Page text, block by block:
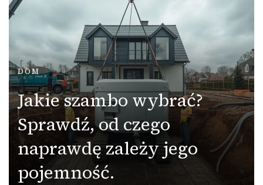
DOM
Jakie szambo wybrać?
Sprawdź, od czego
naprawdę zależy jego
pojemność.